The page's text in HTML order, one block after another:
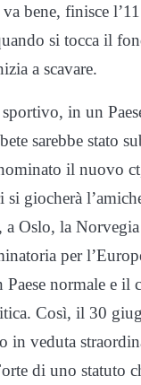
bene, finisce
si tocca il
a scavare.
in un
sarebbe stato
il nuovo
si giocherà
a Oslo, la
per
normale e il
Così, il 30
in veduta
di uno statuto